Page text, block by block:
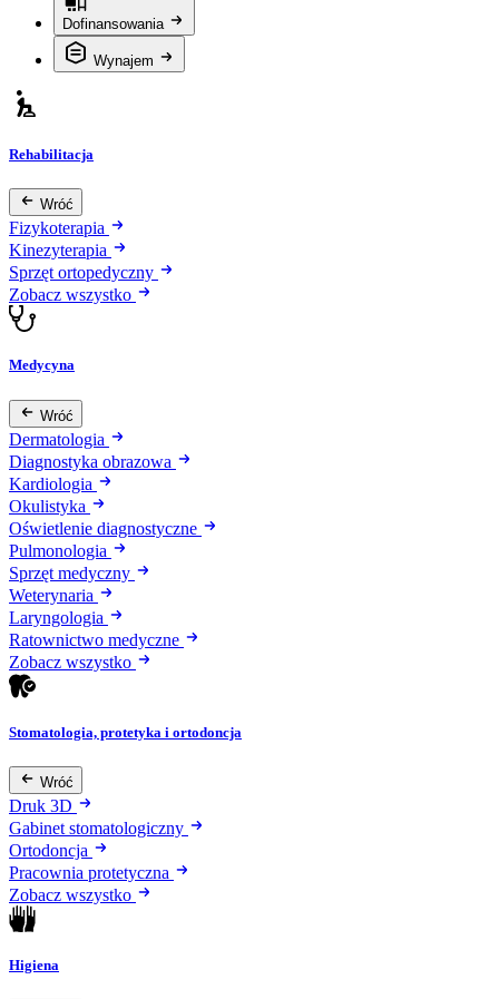
Dofinansowania
Wynajem
Rehabilitacja
Wróć
Fizykoterapia
Kinezyterapia
Sprzęt ortopedyczny
Zobacz wszystko
Medycyna
Wróć
Dermatologia
Diagnostyka obrazowa
Kardiologia
Okulistyka
Oświetlenie diagnostyczne
Pulmonologia
Sprzęt medyczny
Weterynaria
Laryngologia
Ratownictwo medyczne
Zobacz wszystko
Stomatologia, protetyka i ortodoncja
Wróć
Druk 3D
Gabinet stomatologiczny
Ortodoncja
Pracownia protetyczna
Zobacz wszystko
Higiena